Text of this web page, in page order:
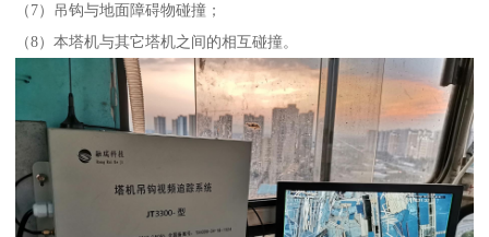
（7）吊钩与地面障碍物碰撞；
（8）本塔机与其它塔机之间的相互碰撞。